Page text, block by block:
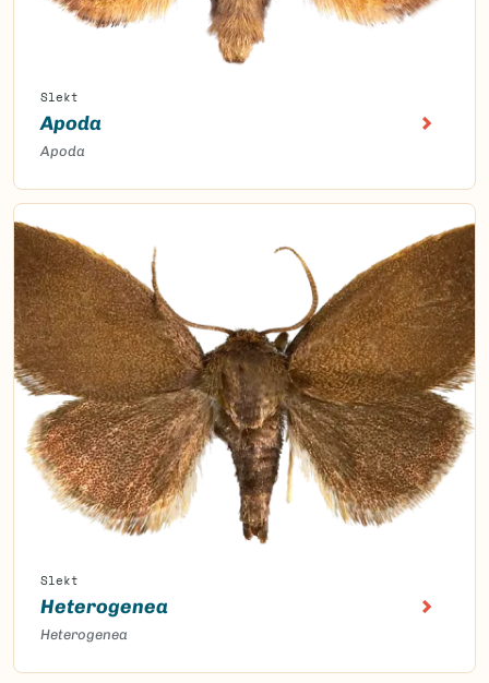
Slekt
Apoda
Apoda
Slekt
Heterogenea
Heterogenea